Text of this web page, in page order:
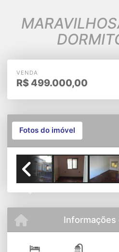
VENDA
R$ 499.000,00
Fotos do imóvel
Informações